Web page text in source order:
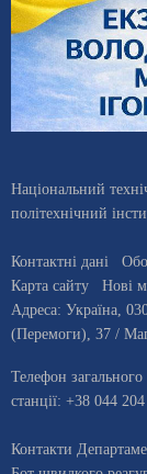
Національний
політехнічний
Контактні дані
Карта сайту
Нові
Адреса: Україна
(Перемоги), 37 /
Телефон загального
станцiї: +38 044
Контакти